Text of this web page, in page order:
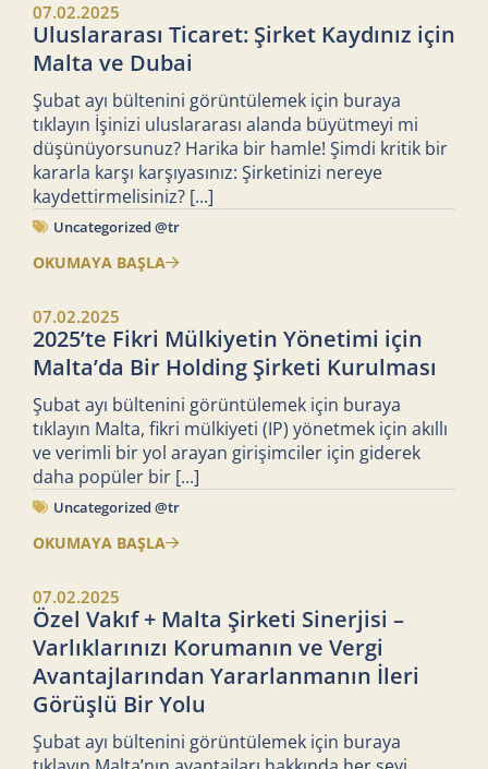
07.02.2025
Uluslararası Ticaret: Şirket Kaydınız için
Malta ve Dubai
Şubat ayı bültenini görüntülemek için buraya
tıklayın İşinizi uluslararası alanda büyütmeyi mi
düşünüyorsunuz? Harika bir hamle! Şimdi kritik bir
kararla karşı karşıyasınız: Şirketinizi nereye
kaydettirmelisiniz? [...]
Uncategorized @tr
OKUMAYA BAŞLA
07.02.2025
2025’te Fikri Mülkiyetin Yönetimi için
Malta’da Bir Holding Şirketi Kurulması
Şubat ayı bültenini görüntülemek için buraya
tıklayın Malta, fikri mülkiyeti (IP) yönetmek için akıllı
ve verimli bir yol arayan girişimciler için giderek
daha popüler bir [...]
Uncategorized @tr
OKUMAYA BAŞLA
07.02.2025
Özel Vakıf + Malta Şirketi Sinerjisi –
Varlıklarınızı Korumanın ve Vergi
Avantajlarından Yararlanmanın İleri
Görüşlü Bir Yolu
Şubat ayı bültenini görüntülemek için buraya